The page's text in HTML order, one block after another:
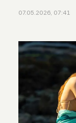
07.05.2026, 07:41